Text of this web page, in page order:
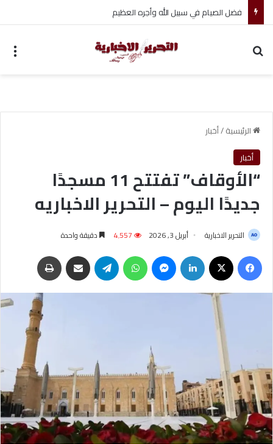
التفاصيل الكاملة لواقعة فتاة أوبر شيماء وبيان الداخلية
الرئيسية/أخبار
أخبار
“الأوقاف” تفتتح 11 مسجدًا
جديدًا اليوم – التحرير الاخباريه
التحرير الاخبارية أبريل 3, 2026 4٬557 دقيقة واحدة